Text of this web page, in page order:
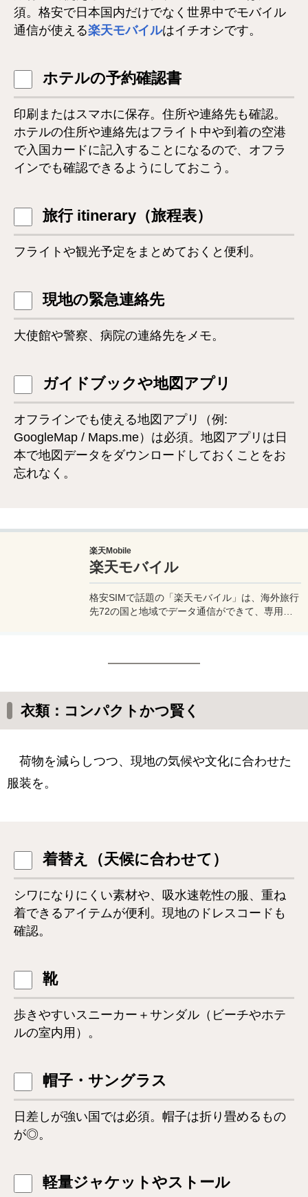
須。格安で日本国内だけでなく世界中でモバイル
通信が使える楽天モバイルはイチオシです。
ホテルの予約確認書
印刷またはスマホに保存。住所や連絡先も確認。
ホテルの住所や連絡先はフライト中や到着の空港
で入国カードに記入することになるので、オフラ
インでも確認できるようにしておこう。
旅行 itinerary（旅程表）
フライトや観光予定をまとめておくと便利。
現地の緊急連絡先
大使館や警察、病院の連絡先をメモ。
ガイドブックや地図アプリ
オフラインでも使える地図アプリ（例:
GoogleMap / Maps.me）は必須。地図アプリは日
本で地図データをダウンロードしておくことをお
忘れなく。
楽天Mobile
楽天モバイル
格安SIMで話題の「楽天モバイル」は、海外旅行
先72の国と地域でデータ通信ができて、専用ア
衣類：コンパクトかつ賢く
荷物を減らしつつ、現地の気候や文化に合わせた
服装を。
着替え（天候に合わせて）
シワになりにくい素材や、吸水速乾性の服、重ね
着できるアイテムが便利。現地のドレスコードも
確認。
靴
歩きやすいスニーカー＋サンダル（ビーチやホテ
ルの室内用）。
帽子・サングラス
日差しが強い国では必須。帽子は折り畳めるもの
が◎。
軽量ジャケットやストール